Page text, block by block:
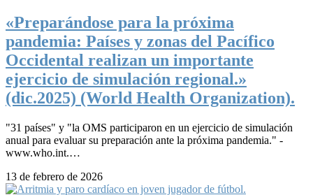
«Preparándose para la próxima
pandemia: Países y zonas del Pacífico
Occidental realizan un importante
ejercicio de simulación regional.»
(dic.2025) (World Health Organization).
"31 países" y "la OMS participaron en un ejercicio de simulación
anual para evaluar su preparación ante la próxima pandemia." -
www.who.int.…
13 de febrero de 2026